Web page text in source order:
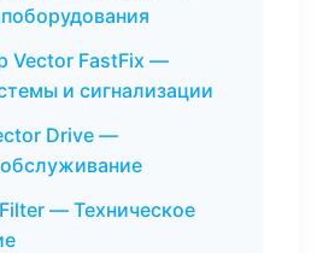
Vector FastFix —
и сигнализации
Drive —
— Техническое